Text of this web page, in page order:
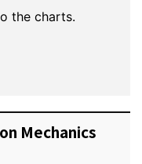
the charts.
Mechanics